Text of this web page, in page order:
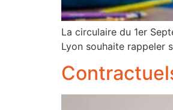
La circulaire du 1er
Lyon souhaite rappeler